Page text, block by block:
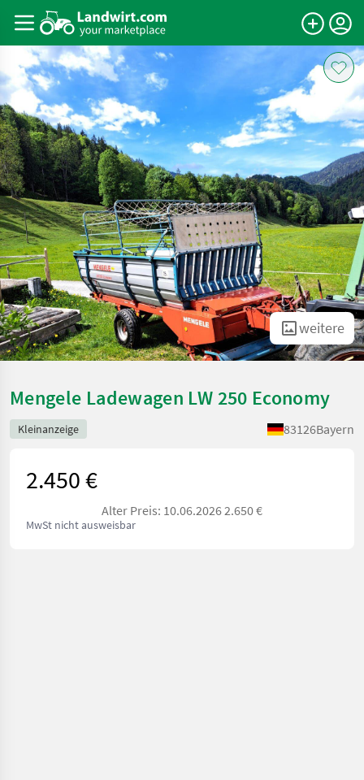
weitere
Mengele Ladewagen LW 250 Economy
Kleinanzeige 83126Bayern
2.450 €
Alter Preis: 10.06.2026 2.650 €
MwSt nicht ausweisbar